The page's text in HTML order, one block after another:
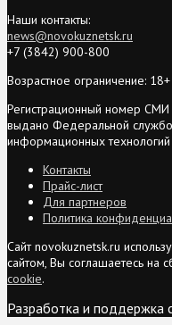
Наши контакты:
news@novokuznetsk.ru
+7 (3842) 900-800
Возрастное ограничение: 18+
Регистрационный номер
выдано Федеральной
информационных
Контакты
Прайс-лист
Для партнеров
Политика
Сайт novokuznetsk.ru
сайтом, Вы соглашаетесь на
cookie.
Разработка и поддержка